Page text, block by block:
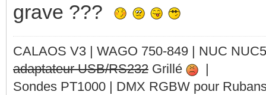
grave ???
CALAOS V3 | WAGO 750-849 | NUC
adaptateur USB/RS232 Grillé
|
Sondes PT1000 | DMX RGBW pour